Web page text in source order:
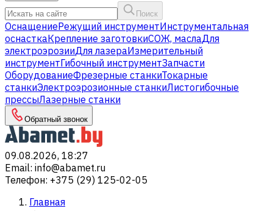
Поиск
ОснащениеРежущий инструментИнструментальная
оснасткаКрепление заготовкиСОЖ, маслаДля
электроэрозииДля лазераИзмерительный
инструментГибочный инструментЗапчасти
ОборудованиеФрезерные станкиТокарные
станкиЭлектроэрозионные станкиЛистогибочные
прессыЛазерные станки
Обратный звонок
09.08.2026, 18:27
Email: info@abamet.ru
Телефон: +375 (29) 125-02-05
Главная